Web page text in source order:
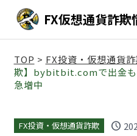
FX仮想通貨詐欺
TOP > FX投資・仮想通貨
欺】bybitbit.comで出金も
急増中
FX投資・仮想通貨詐欺 schedule